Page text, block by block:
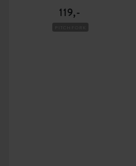
119,-